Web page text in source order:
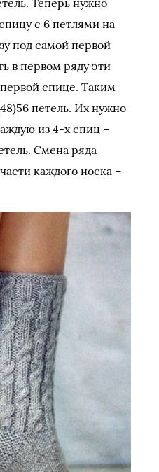
Теперь нужно
с 6 петлями на
под самой первой
в первом ряду эти
спице. Таким
петель. Их нужно
из 4-х спиц –
Смена ряда
каждого носка –